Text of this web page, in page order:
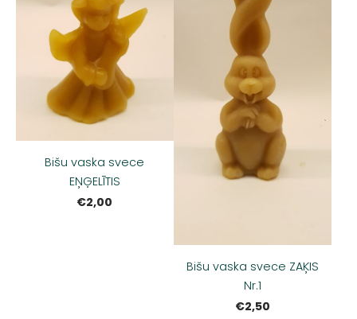
Bišu vaska svece
EŅĢELĪTIS
€2,00
Bišu vaska svece ZAĶIS
Nr.1
€2,50